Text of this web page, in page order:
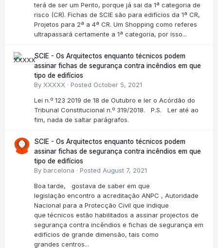
terá de ser um Perito, porque já sai da 1ª categoria de
risco (CR). Fichas de SCIE são para edifícios da 1ª CR,
Projetos para 2ª a 4ª CR. Um Shopping como referes
ultrapassará certamente a 1ª categoria, por isso...
SCIE - Os Arquitectos enquanto técnicos podem
assinar fichas de segurança contra incêndios em que
tipo de edifícios
By XXXXX · Posted October 5, 2021
Lei n.º 123 2019 de 18 de Outubro e ler o Acórdão do
Tribunal Constitucional n.º 319/2018. P.S. Ler até ao
fim, nada de saltar parágrafos.
SCIE - Os Arquitectos enquanto técnicos podem
assinar fichas de segurança contra incêndios em que
tipo de edifícios
By barcelona · Posted August 7, 2021
Boa tarde, gostava de saber em que
legislação encontro a acreditação ANPC , Autoridade
Nacional para a Protecção Civil que indique
que técnicos estão habilitados a assinar projectos de
segurança contra incêndios e fichas de segurança em
edifícios de grande dimensão, tais como
grandes centros...